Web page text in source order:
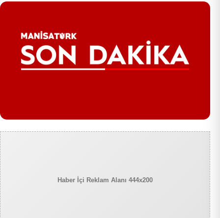
Haber İçi Reklam Alanı 444x200